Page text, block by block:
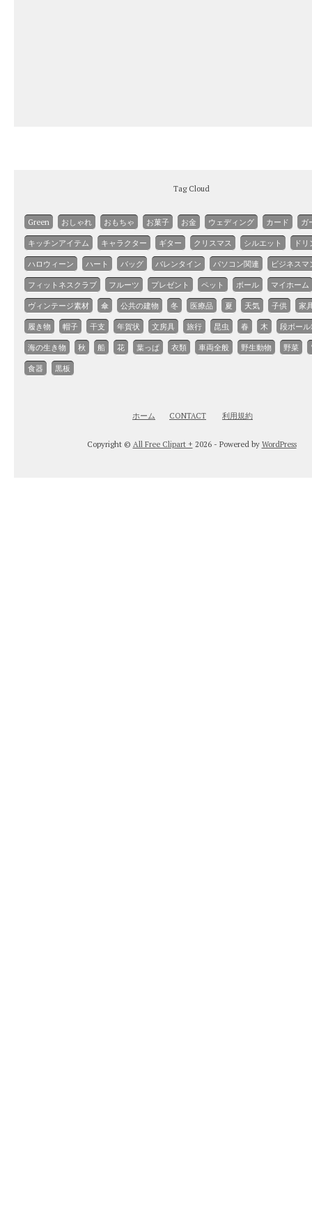
Tag Cloud
Green おしゃれ おもちゃ お菓子 お金 ウェディング カード ガ
キッチンアイテム キャラクター ギター クリスマス シルエット ド
ハロウィーン ハート バッグ バレンタイン パソコン関連 ビジネスマ
フィットネスクラブ フルーツ プレゼント ペット ボール マイホーム
ヴィンテージ素材 傘 公共の建物 冬 医療品 夏 天気 子供 家
履き物 帽子 干支 年賀状 文房具 旅行 昆虫 春 木 段ボー
海の生き物 秋 船 花 葉っぱ 衣類 車両全般 野生動物 野菜
食器 黒板
ホーム CONTACT 利用規約
Copyright © All Free Clipart + 2026 - Powered by WordPress